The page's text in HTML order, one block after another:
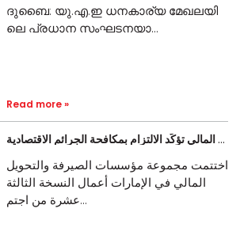
ദു​ബൈ: യു.​എ.​ഇ ധ​ന​കാ​ര്യ മേ​ഖ​ല​യി​
ലെ പ്ര​ധാ​ന സം​ഘ​ട​ന​യാ​...
Read more »
مجموعة مؤسسات الصيرفة والتحويل المالي تؤكّد الالتزام بمكافحة الجرائم الاقتصادية
اختتمت مجموعة مؤسسات الصيرفة والتحويل
المالي في الإمارات أعمال النسخة الثالثة
عشرة من اجتم...